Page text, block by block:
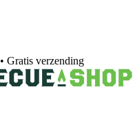
• Gratis verzending